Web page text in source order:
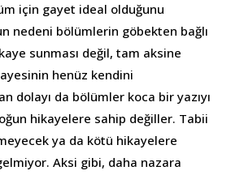
için gayet ideal olduğunu
nedeni bölümlerin göbekten bağlı
sunması değil, tam aksine
henüz kendini
dolayı da bölümler koca bir yazıyı
hikayelere sahip değiller. Tabii
ya da kötü hikayelere
Aksi gibi, daha nazara